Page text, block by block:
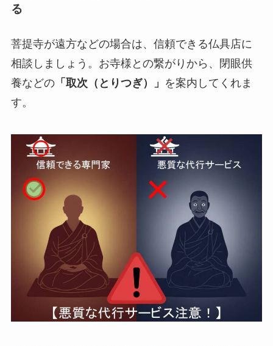
る
菩提寺が遠方などの場合は、信頼できる仏具店に
相談しましょう。お寺様との繋がりから、閉眼供
養などの「取次（とりつぎ）」 を案内してくれま
す。